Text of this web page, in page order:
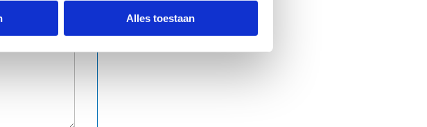
Alles toestaan